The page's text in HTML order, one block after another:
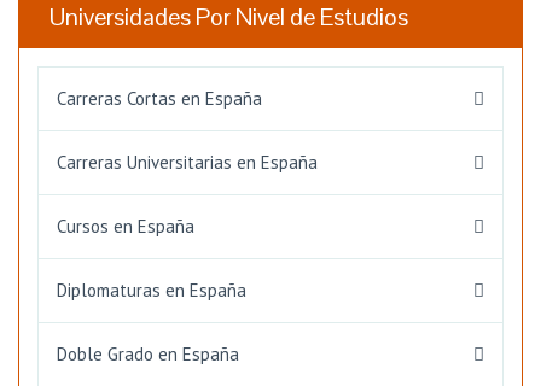
Universidades Por Nivel de Estudios
Carreras Cortas en España
Carreras Universitarias en España
Cursos en España
Diplomaturas en España
Doble Grado en España